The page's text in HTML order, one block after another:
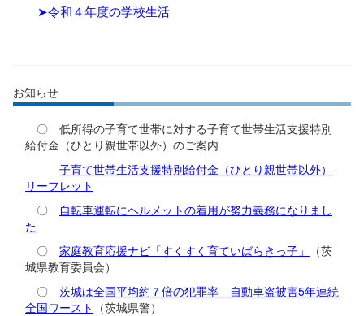
➤令和４年度の学校生活
お知らせ
〇 低所得の子育て世帯に対する子育て世帯生活支援特別
給付金（ひとり親世帯以外）のご案内
子育て世帯生活支援特別給付金（ひとり親世帯以外）
リーフレット
〇 自転車運転にヘルメットの着用が努力義務になりまし
た
〇 家庭教育応援ナビ「すくすく育ていばらきっ子」
（茨
城県教育委員会）
〇 茨城は全国平均約７倍の犯罪率 自動車盗被害5年連続
全国ワースト （茨城県警）